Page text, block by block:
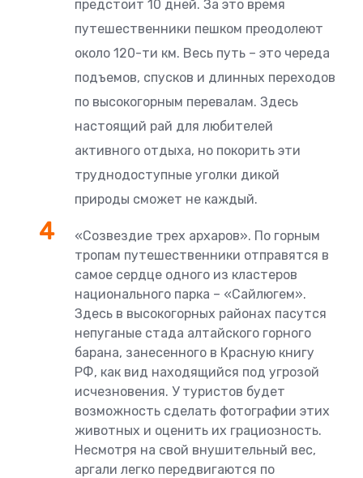
предстоит 10 дней. За это время
путешественники пешком преодолеют
около 120-ти км. Весь путь – это череда
подъемов, спусков и длинных переходов
по высокогорным перевалам. Здесь
настоящий рай для любителей
активного отдыха, но покорить эти
труднодоступные уголки дикой
природы сможет не каждый.
«Созвездие трех архаров». По горным
тропам путешественники отправятся в
самое сердце одного из кластеров
национального парка – «Сайлюгем».
Здесь в высокогорных районах пасутся
непуганые стада алтайского горного
барана, занесенного в Красную книгу
РФ, как вид находящийся под угрозой
исчезновения. У туристов будет
возможность сделать фотографии этих
животных и оценить их грациозность.
Несмотря на свой внушительный вес,
аргали легко передвигаются по